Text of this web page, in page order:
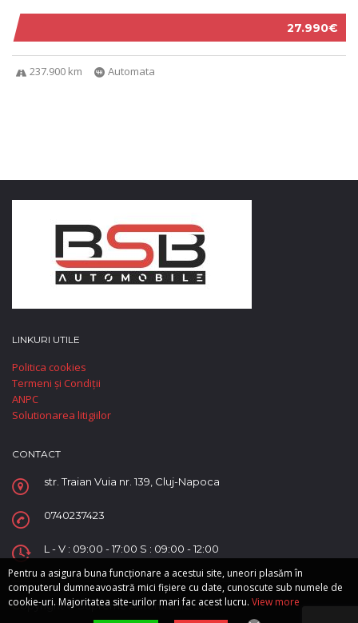
27.990€
237.900 km Automata
LINKURI UTILE
Politica cookies
Termeni și Condiții
ANPC
Solutionarea litigiilor
CONTACT
str. Traian Vuia nr. 139, Cluj-Napoca
0740237423
L - V : 09:00 - 17:00 S : 09:00 - 12:00
Copyright © Supreme Automobile SRL.
Pentru a asigura buna funcționare a acestui site, uneori plasăm în
computerul dumneavoastră mici fișiere cu date, cunoscute sub numele de
cookie-uri. Majoritatea site-urilor mari fac acest lucru. View more